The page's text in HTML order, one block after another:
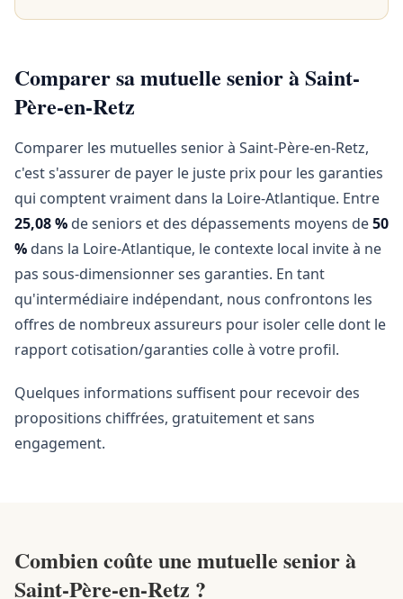
Comparer sa mutuelle senior à Saint-
Père-en-Retz
Comparer les mutuelles senior à Saint-Père-en-Retz,
c'est s'assurer de payer le juste prix pour les garanties
qui comptent vraiment dans la Loire-Atlantique. Entre
25,08 % de seniors et des dépassements moyens de50
% dans la Loire-Atlantique, le contexte local invite à ne
pas sous-dimensionner ses garanties. En tant
qu'intermédiaire indépendant, nous confrontons les
offres de nombreux assureurs pour isoler celle dont le
rapport cotisation/garanties colle à votre profil.
Quelques informations suffisent pour recevoir des
propositions chiffrées, gratuitement et sans
engagement.
Combien coûte une mutuelle senior à
Saint-Père-en-Retz ?